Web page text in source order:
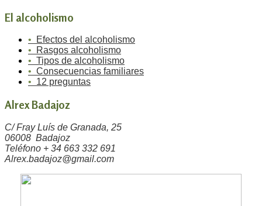
El alcoholismo
• Efectos del alcoholismo
• Rasgos alcoholismo
• Tipos de alcoholismo
• Consecuencias familiares
• 12 preguntas
Alrex Badajoz
C/ Fray Luís de Granada, 25
06008 Badajoz
Teléfono + 34 663 332 691
Alrex.badajoz@gmail.com